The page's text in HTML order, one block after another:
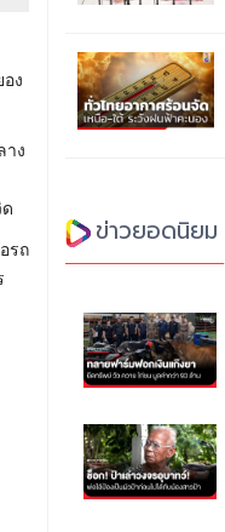
ง
าง
รถ
ข่าวยอดนิยม